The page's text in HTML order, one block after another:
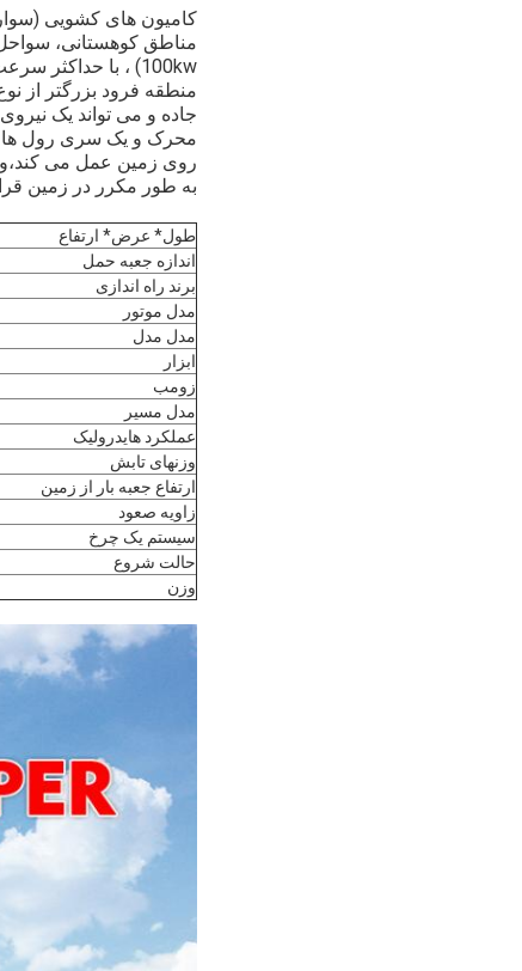
کامیون های کشویی
منطقه فرود بزرگتر از
جاده و می تواند یک
محرک و یک سری رول ها
روی زمین عمل می
به طور مکرر در زمین
طول* عرض* ارتفاع
اندازه جعبه حمل
برند راه اندازی
مدل موتور
مدل مدل
ابزار
زومب
مدل مسیر
عملکرد هایدرولیک
وزنهای تابش
ارتفاع جعبه بار از زمین
زاويه صعود
سیستم یک چرخ
حالت شروع
وزن